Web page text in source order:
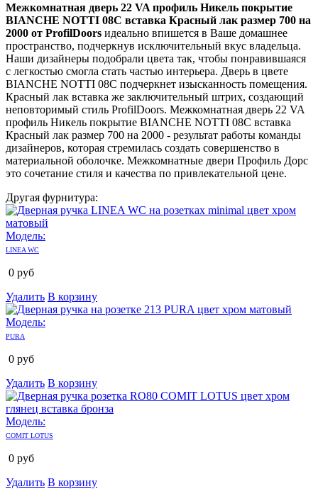
Межкомнатная дверь 22 VA профиль Никель покрытие
BIANCHE NOTTI 08C вставка Красный лак размер 700 на
2000 от ProfilDoors идеально впишется в Ваше домашнее
пространство, подчеркнув исключительный вкус владельца.
Наши дизайнеры подобрали цвета так, чтобы понравившаяся
с легкостью смогла стать частью интерьера. Дверь в цвете
BIANCHE NOTTI 08C подчеркнет изысканность помещения.
Красный лак вставка же заключительный штрих, создающий
неповторимый стиль ProfilDoors. Межкомнатная дверь 22 VA
профиль Никель покрытие BIANCHE NOTTI 08C вставка
Красный лак размер 700 на 2000 - результат работы команды
дизайнеров, которая стремилась создать совершенство в
материальной оболочке. Межкомнатные двери Профиль Дорс
это сочетание стиля и качества по привлекательной цене.
Другая фурнитура:
Модель:
LINEA WC
0 руб
Удалить В корзину
Модель:
PURA
0 руб
Удалить В корзину
Модель:
COMIT LOTUS
0 руб
Удалить В корзину